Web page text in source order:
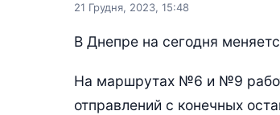
21 Грудня, 2023, 15:48
В Днепре на сегодня
На маршрутах №6 и №9
отправлений с конечных